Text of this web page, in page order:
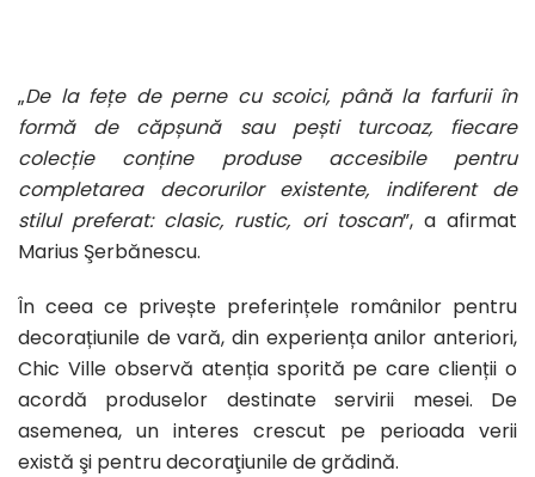
„De la fețe de perne cu scoici, până la farfurii în
formă de căpșună sau pești turcoaz, fiecare
colecție conține produse accesibile pentru
completarea decorurilor existente, indiferent de
stilul preferat: clasic, rustic, ori toscan”, a afirmat
Marius Şerbănescu.
În ceea ce privește preferințele românilor pentru
decorațiunile de vară, din experiența anilor anteriori,
Chic Ville observă atenția sporită pe care clienții o
acordă produselor destinate servirii mesei. De
asemenea, un interes crescut pe perioada verii
există şi pentru decoraţiunile de grădină.